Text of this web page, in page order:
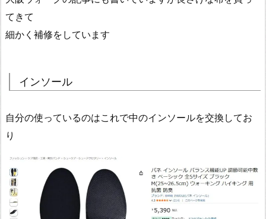
てきて
細かく補修をしています
インソール
自分の使っているのはこれで中のインソールを交換してお
り